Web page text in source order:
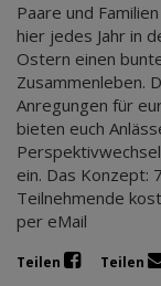
Paare und
hier jedes Jahr in
Ostern einen
Zusammenleben.
Anregungen für
bieten euch
ein. Das Konzept:
Teilnehmende
per eMail
Teilen Teilen